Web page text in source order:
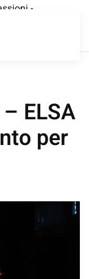
-
ELSA
per